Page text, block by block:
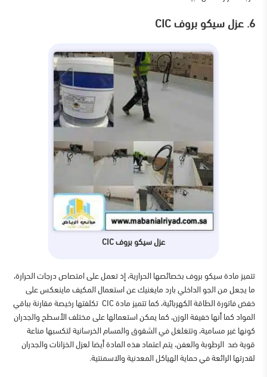
6. عزل سيكو بروف CIC
عزل سيكو بروف CIC
تتميز مادة سيكو بروف بخصائصها الحرارية، إذ تعمل على امتصاص درجات الحرارة،
ما يجعل من الجو الداخلي بارد مايغنيك عن استعمال المكيف ماينعكس على
خفض فاتورة الطاقة الكهربائية، كما تتميز مادةCIC تكلفتها رخيصة مقارنة بباقي
المواد كما أنها خفيفة الوزن، كما يمكن استعمالها على مختلف الأسطح والجدران
كونها غير مسامية، وتتغلغل في الشقوق والمسام الخرسانية لتكسبها مناعة
قوية ضد الرطوبة والعفن، يتم اعتماد هذه المادة أيضا لعزل الخزانات والجدران
لقدرتها الرائعة في حماية الهياكل المعدنية والاسمنتية.